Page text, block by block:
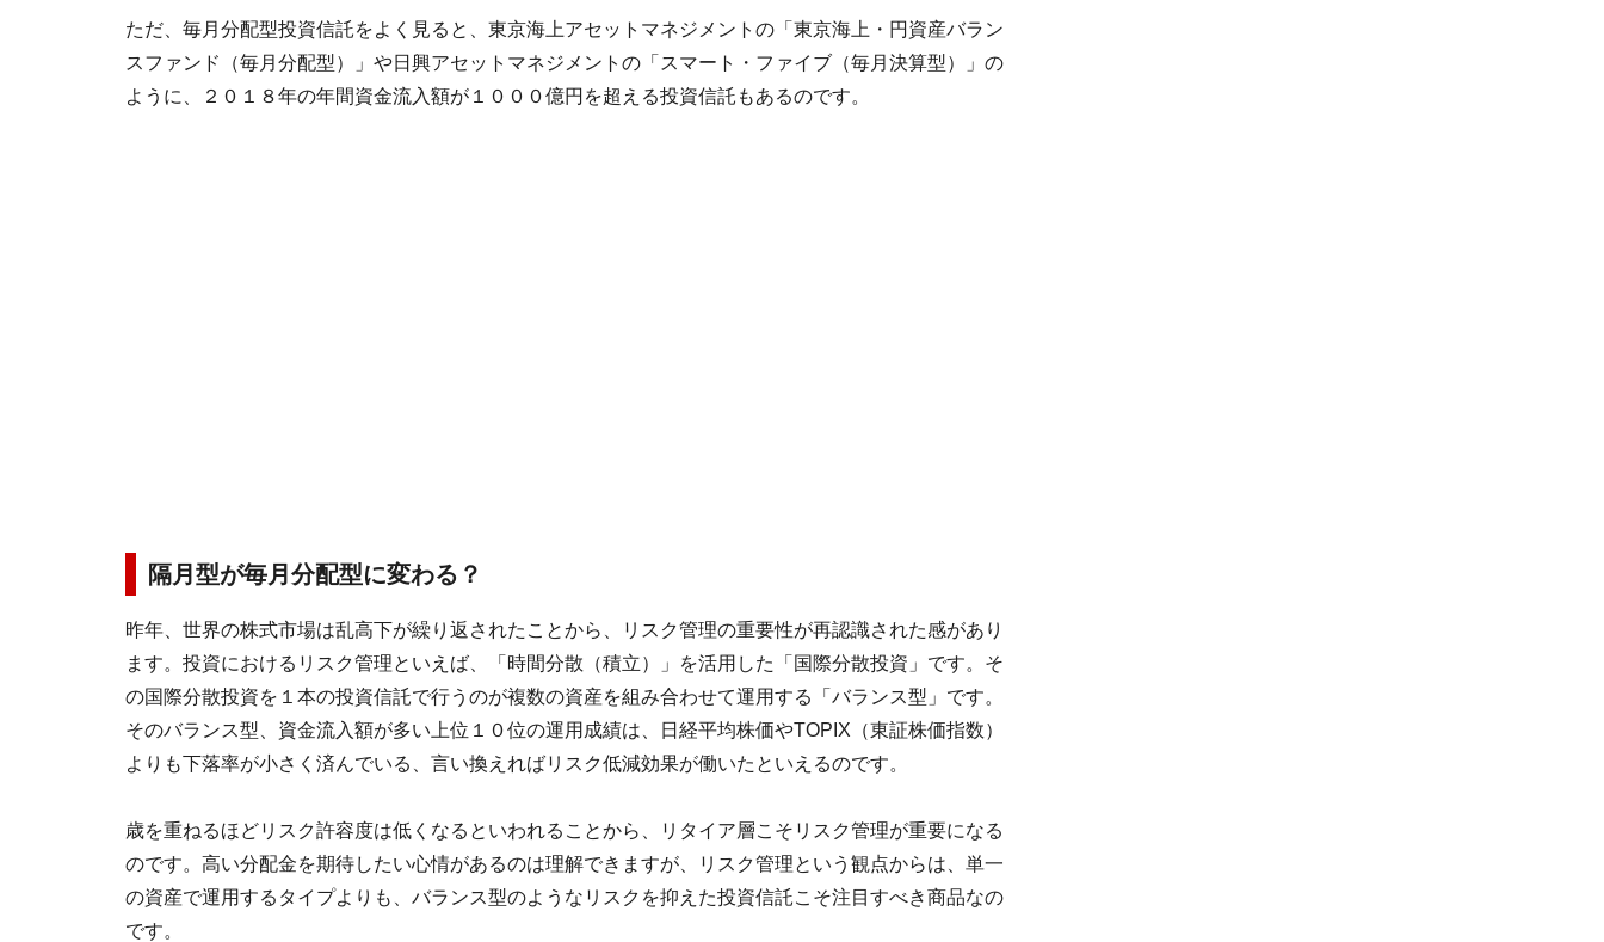
ただ、毎月分配型投資信託をよく見ると、東京海上アセットマネジメントの「東京海上・円資産バラン
スファンド（毎月分配型）」や日興アセットマネジメントの「スマート・ファイブ（毎月決算型）」の
ように、２０１８年の年間資金流入額が１０００億円を超える投資信託もあるのです。
隔月型が毎月分配型に変わる？
昨年、世界の株式市場は乱高下が繰り返されたことから、リスク管理の重要性が再認識された感があり
ます。投資におけるリスク管理といえば、「時間分散（積立）」を活用した「国際分散投資」です。そ
の国際分散投資を１本の投資信託で行うのが複数の資産を組み合わせて運用する「バランス型」です。
そのバランス型、資金流入額が多い上位１０位の運用成績は、日経平均株価やTOPIX（東証株価指数）
よりも下落率が小さく済んでいる、言い換えればリスク低減効果が働いたといえるのです。
歳を重ねるほどリスク許容度は低くなるといわれることから、リタイア層こそリスク管理が重要になる
のです。高い分配金を期待したい心情があるのは理解できますが、リスク管理という観点からは、単一
の資産で運用するタイプよりも、バランス型のようなリスクを抑えた投資信託こそ注目すべき商品なの
です。